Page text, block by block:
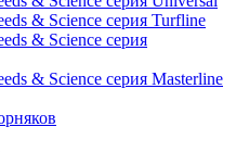
& Sciеnce серия Turfline
& Sciеnce серия
& Sciеnce серия Masterline